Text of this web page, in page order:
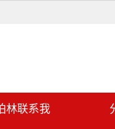
林联系我